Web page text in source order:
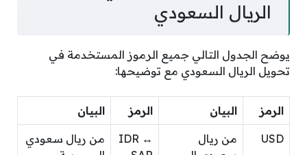
الريال السعودي
يوضح الجدول التالي جميع الرموز المستخدمة في
تحويل الريال السعودي مع توضيحها:
الرمز البيان الرمز البيان
USD
من ريال
IDR ↔
من ريال سعودي